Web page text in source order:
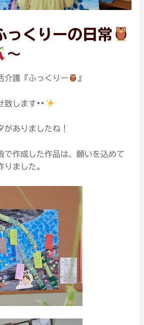
っくりーの日常
～
介護『ふっくりー 』
致します
がありましたね！
で作成した作品は、願いを込めて
りました。